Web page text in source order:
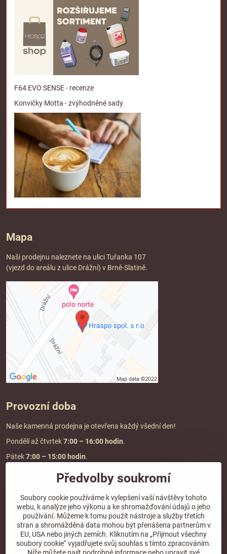
F64 EVO SENSE - recenze
Konvičky Motta - zvýhodněné sady
Mapa
Naši prodejnu naleznete na ulici Tuřanka 107
(vjezd do areálu z ulice Drážní) v Brně-Slatině.
Provozní doba
Naše kamenná prodejna je otevřena každý všední den!
Pondělí až čtvrtek7:00 – 16:00 hodin.
Pátek7:00 – 15:00 hodin.
Doprava a platba
DOPRAVA ZDARMA
při objednávce nad2000 Kč vč. DPH.
*Nevztahuje se na paletovou přepravu.
Předvolby soukromí
Soubory cookie používáme k vylepšení vaší návštěvy tohoto
webu, k analýze jeho výkonu a ke shromažďování údajů o jeho
používání. Můžeme k tomu použít nástroje a služby třetích
stran a shromážděná data mohou být přenášena partnerům v
EU, USA nebo jiných zemích. Kliknutím na „Přijmout všechny
soubory cookie“ vyjadřujete svůj souhlas s tímto zpracováním.